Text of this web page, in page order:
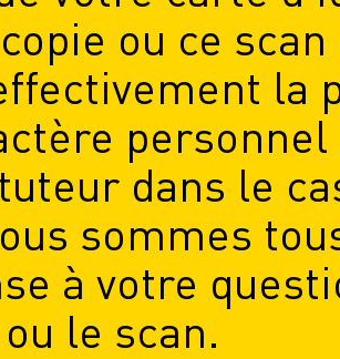
ou ce
la
dans le
sommes
à votre
le scan.